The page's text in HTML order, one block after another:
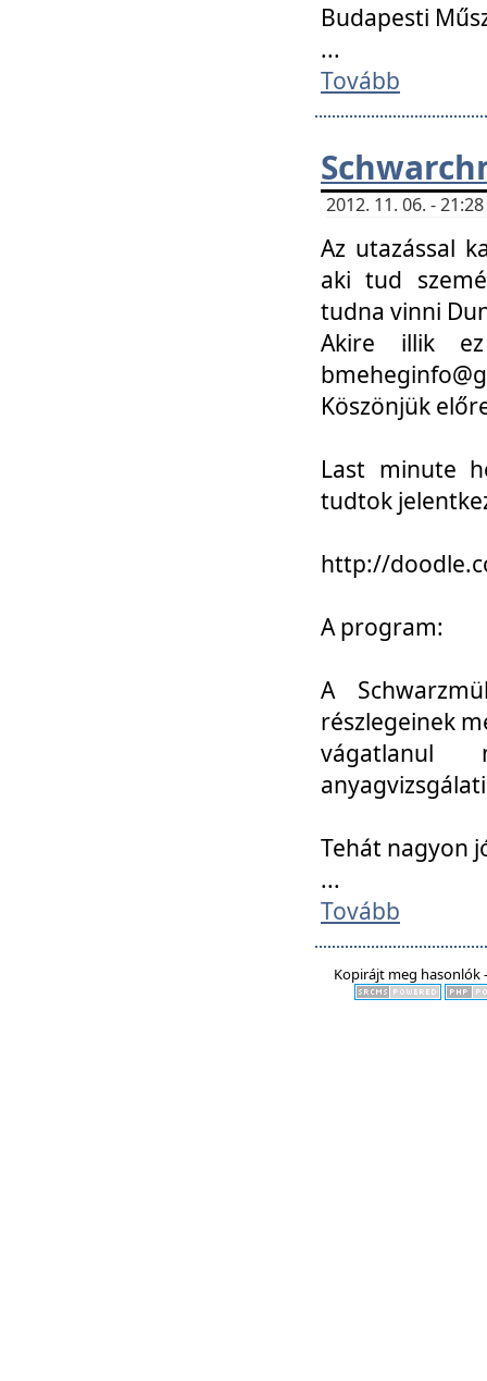
Budapesti
...
Tovább
2012. 11. 06. -
Az utazással
aki tud
tudna vinni
Akire illik
Köszönjük
Last minute
tudtok
http://
A program:
A
részlegeinek
vágatlanul
Tehát nagyon
...
Tovább
Kopirájt meg hasonlók